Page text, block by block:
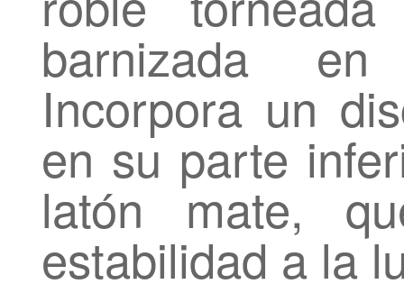
barnizada
Incorpora un
en su parte
latón mate,
estabilidad a la